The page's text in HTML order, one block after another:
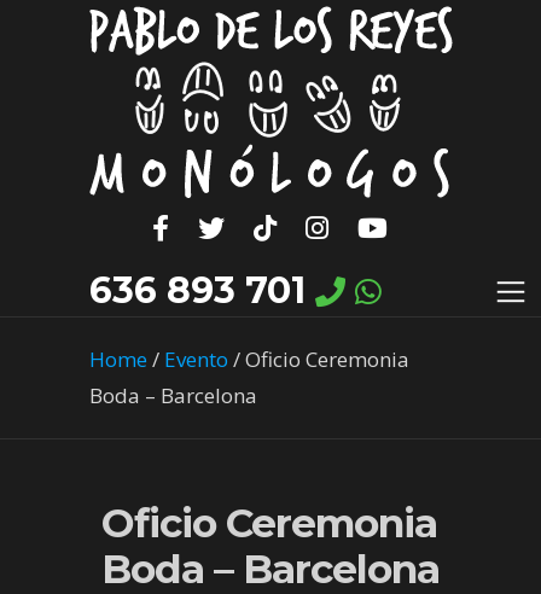
636 893 701
Home/ Evento /Oficio Ceremonia
Boda – Barcelona
Oficio Ceremonia
Boda – Barcelona